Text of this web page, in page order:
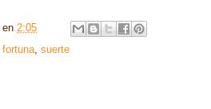
en 2:05
fortuna, suerte